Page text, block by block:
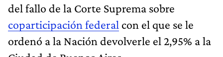
del fallo de la Corte Suprema sobre
coparticipación federal con el que se le
ordenó a la Nación devolverle el 2,95% a la